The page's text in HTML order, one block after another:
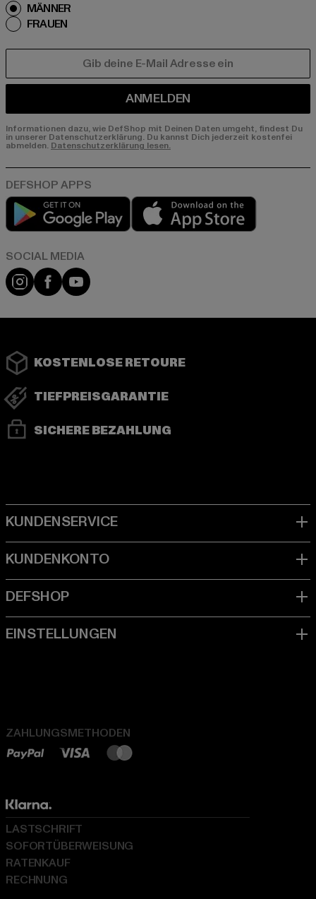
MÄNNER
FRAUEN
ANMELDEN
Informationen dazu, wie DefShop mit Deinen Daten umgeht, findest Du
in unserer Datenschutzerklärung. Du kannst Dich jederzeit kostenfei
abmelden. Datenschutzerklärung lesen.
Play market
App store
Instagram
FacebookYouTube
KOSTENLOSE RETOURE
TIEFPREISGARANTIE
SICHERE BEZAHLUNG
ZAHLUNGSMETHODEN
LASTSCHRIFT
SOFORTÜBERWEISUNG
RATENKAUF
RECHNUNG